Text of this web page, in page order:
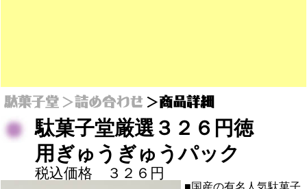
駄菓子堂厳選３２６円徳
用ぎゅうぎゅうパック
税込価格 ３２６円
■国産の有名人気駄菓子